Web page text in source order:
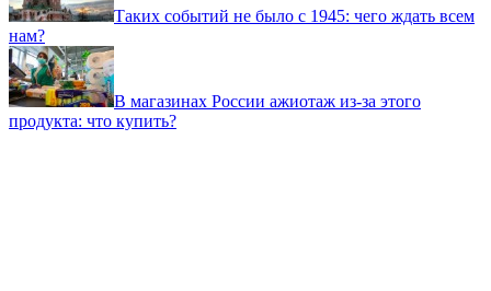
Таких событий не было с 1945: чего ждать всем
нам?
В магазинах России ажиотаж из-за этого
продукта: что купить?